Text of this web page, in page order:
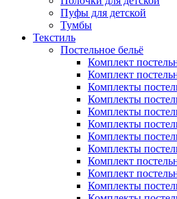
Пуфы для детской
Тумбы
Текстиль
Постельное бельё
Комплект
Комплект
Комплекты
Комплекты
Комплекты
Комплекты
Комплекты
Комплекты
Комплект
Комплект
Комплекты